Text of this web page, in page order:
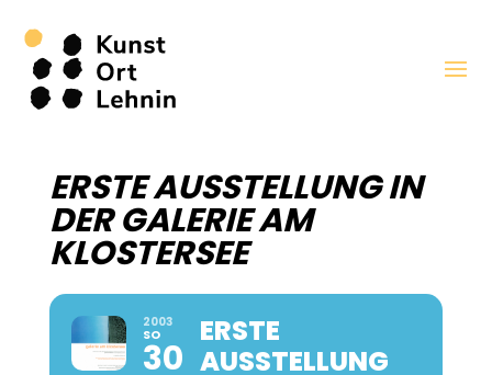
ERSTE AUSSTELLUNG IN
DER GALERIE AM
KLOSTERSEE
2003
SO
30
ERSTE
AUSSTELLUNG